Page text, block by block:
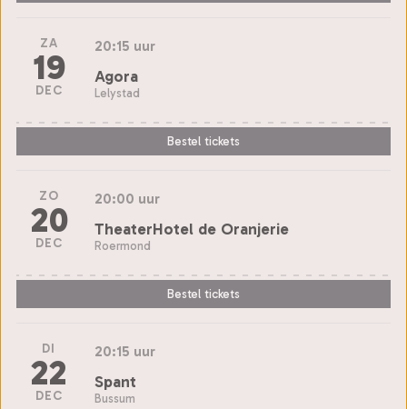
ZA
19
DEC
20:15 uur
Agora
Lelystad
Bestel tickets
ZO
20
DEC
20:00 uur
TheaterHotel de Oranjerie
Roermond
Bestel tickets
DI
22
DEC
20:15 uur
Spant
Bussum